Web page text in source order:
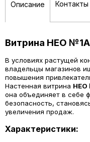
Описание Контакты
Витрина НЕО
В условиях растущей
владельцы магазинов
повышения
Настенная витрина НЕО
она объединяет в себе
безопасность,
увеличения продаж.
Характеристики: